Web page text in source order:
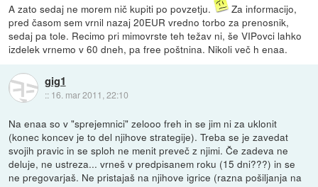
A zato sedaj ne morem nič kupiti po povzetju.
Za informacijo,
pred časom sem vrnil nazaj 20EUR vredno torbo za prenosnik,
sedaj pa tole. Recimo pri mimovrste teh težav ni, še VIPovci lahko
izdelek vrnemo v 60 dneh, pa free poštnina. Nikoli več h enaa.
gig1
:: 16. mar 2011, 22:10
Na enaa so v "sprejemnici" zelooo freh in se jim ni za uklonit
(konec koncev je to del njihove strategije). Treba se je zavedat
svojih pravic in se sploh ne menit preveč z njimi. Če zadeva ne
deluje, ne ustreza... vrneš v predpisanem roku (15 dni???) in se
ne pregovarjaš. Ne pristajaš na njihove igrice (razna pošiljanja na